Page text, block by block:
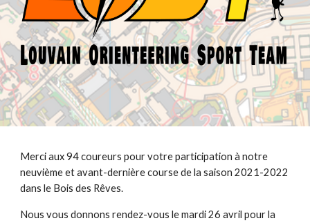
Merci aux 94
neuvième et avant-dernière course de la saison 2021-2022
dans le Bois des Rêves.
Nous vous donnons rendez-vous le mardi 26 avril pour la